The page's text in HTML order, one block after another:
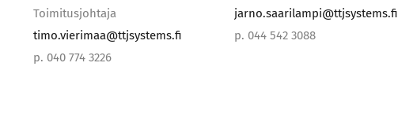
Toimitusjohtaja
timo.vierimaa@ttjsystems.fi
p. 040 774 3226
jarno.saarilampi@ttjsystems.fi
p. 044 542 3088